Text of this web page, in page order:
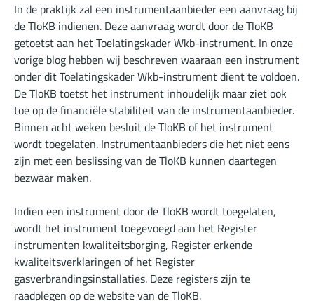
In de praktijk zal een instrumentaanbieder een aanvraag bij
de TloKB indienen. Deze aanvraag wordt door de TloKB
getoetst aan het Toelatingskader Wkb-instrument. In onze
vorige blog hebben wij beschreven waaraan een instrument
onder dit Toelatingskader Wkb-instrument dient te voldoen.
De TloKB toetst het instrument inhoudelijk maar ziet ook
toe op de financiële stabiliteit van de instrumentaanbieder.
Binnen acht weken besluit de TloKB of het instrument
wordt toegelaten. Instrumentaanbieders die het niet eens
zijn met een beslissing van de TloKB kunnen daartegen
bezwaar maken.
Indien een instrument door de TloKB wordt toegelaten,
wordt het instrument toegevoegd aan het Register
instrumenten kwaliteitsborging, Register erkende
kwaliteitsverklaringen of het Register
gasverbrandingsinstallaties. Deze registers zijn te
raadplegen op dewebsite van de TloKB.